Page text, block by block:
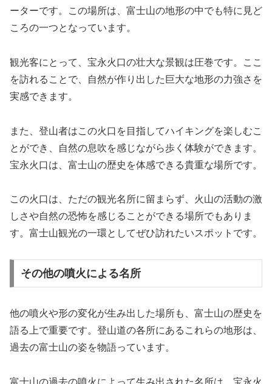
ーターです。この場所は、富士山の地形の中でも特に見ど
ころの一つとなっています。
観光客にとって、宝永火口の壮大な景観は圧巻です。ここ
を訪れることで、自然が作り出した巨大な地形の力強さを
実感できます。
また、登山者はこの火口を目指してハイキングを楽しむこ
とができ、自然の息吹を感じながら歩く体験ができます。
宝永火口は、富士山の歴史を体感できる貴重な場所です。
この火口は、ただの観光名所に留まらず、火山の活動の激
しさや自然の恐怖を感じることができる場所でもありま
す。富士山観光の一環としてぜひ訪れたいスポットです。
その他の噴火による名所
他の噴火や形の変化が生み出した場所も、富士山の歴史を
語る上で重要です。登山道の各所にあるこれらの地形は、
過去の富士山の姿を物語っています。
富士山の過去の噴火によって生み出された名所は、宝永火